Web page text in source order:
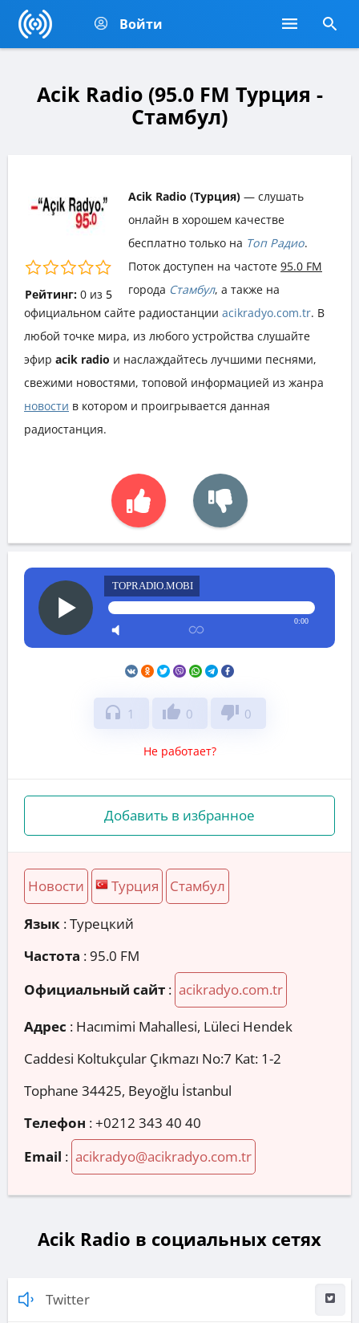
Войти
Acik Radio (95.0 FM Турция -
Стамбул)
Рейтинг: 0из 5
Acik Radio (Турция) — слушать
онлайн в хорошем качестве
бесплатно только на Топ Радио.
Поток доступен на частоте 95.0 FM
города Стамбул, а также на
официальном сайте радиостанции acikradyo.com.tr. В
любой точке мира, из любого устройства слушайте
эфир acik radio и наслаждайтесь лучшими песнями,
свежими новостями, топовой информацией из жанра
новости в котором и проигрывается данная
радиостанция.
TOPRADIO.MOBI
0:00
headphones 1 thumb_up 0 thumb_down 0
Не работает?
Добавить в избранное
Новости Турция Стамбул
Язык : Турецкий
Частота : 95.0 FM
Официальный сайт : acikradyo.com.tr
Адрес : Hacımimi Mahallesi, Lüleci Hendek
Caddesi Koltukçular Çıkmazı No:7 Kat: 1-2
Tophane 34425, Beyoğlu İstanbul
Телефон :+0212 343 40 40
Email : acikradyo@acikradyo.com.tr
Acik Radio в социальных сетях
Twitter